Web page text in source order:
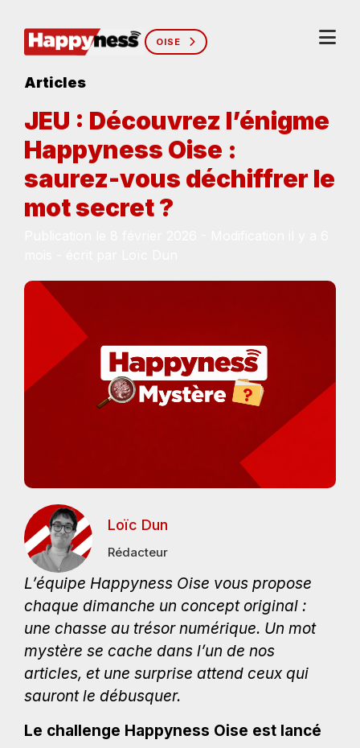
OISE
Articles
JEU : Découvrez l’énigme
Happyness Oise :
saurez-vous déchiffrer le
mot secret ?
Loïc Dun
Rédacteur
L’équipe Happyness Oise vous propose
chaque dimanche un concept original :
une chasse au trésor numérique. Un mot
mystère se cache dans l’un de nos
articles, et une surprise attend ceux qui
sauront le débusquer.
Le challenge Happyness Oise est lancé